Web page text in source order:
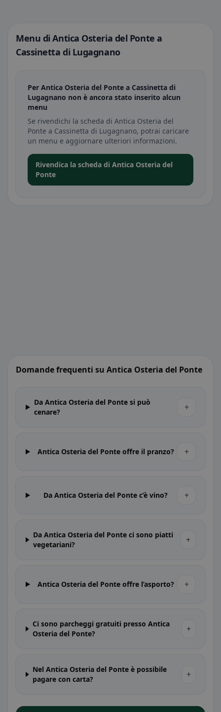
Menu di Antica Osteria del Ponte a
Cassinetta di Lugagnano
Per Antica Osteria del Ponte a Cassinetta di
Lugagnano non è ancora stato inserito alcun
menu
Se rivendichi la scheda di Antica Osteria del
Ponte a Cassinetta di Lugagnano, potrai caricare
un menu e aggiornare ulteriori informazioni.
Rivendica la scheda di Antica Osteria del
Ponte
Domande frequenti su Antica Osteria del Ponte
Da Antica Osteria del Ponte si può
cenare?
+
Antica Osteria del Ponte offre il pranzo? +
Da Antica Osteria del Ponte c’è vino? +
Da Antica Osteria del Ponte ci sono piatti
vegetariani?
+
Antica Osteria del Ponte offre l’asporto? +
Ci sono parcheggi gratuiti presso Antica
Osteria del Ponte?
+
Nel Antica Osteria del Ponte è possibile
pagare con carta?
+